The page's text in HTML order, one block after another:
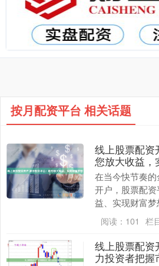
按月配资平台 相关话题
线上股票配资
您放大收益，
在当今快节奏
开户，股票配
益、实现财富
提供杠杆资金
买力进入市场。
阅读： 101 栏
线上股票配资
力投资者把握